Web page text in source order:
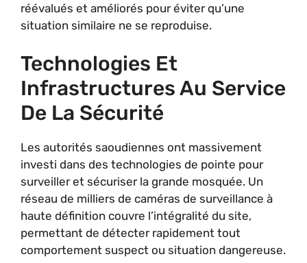
réévalués et améliorés pour éviter qu’une
situation similaire ne se reproduise.
Technologies Et
Infrastructures Au Service
De La Sécurité
Les autorités saoudiennes ont massivement
investi dans des technologies de pointe pour
surveiller et sécuriser la grande mosquée. Un
réseau de milliers de caméras de surveillance à
haute définition couvre l’intégralité du site,
permettant de détecter rapidement tout
comportement suspect ou situation dangereuse.